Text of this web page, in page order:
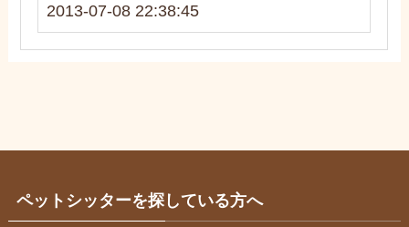
2013-07-08 22:38:45
ペットシッターを探している方へ